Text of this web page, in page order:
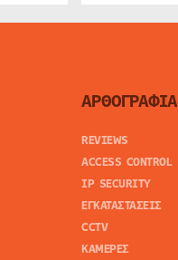
ΑΡΘΟΓΡΑΦΙΑ
REVIEWS
ACCESS CONTROL
IP SECURITY
ΕΓΚΑΤΑΣΤΑΣΕΙΣ
CCTV
ΚΑΜΕΡΕΣ